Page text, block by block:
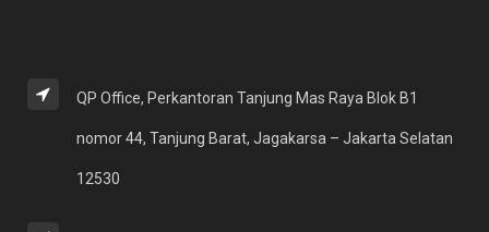
QP Office, Perkantoran Tanjung Mas Raya Blok B1
nomor 44, Tanjung Barat, Jagakarsa – Jakarta Selatan
12530